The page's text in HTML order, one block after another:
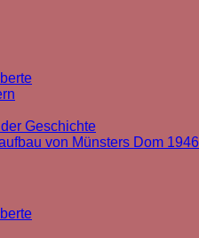
Geschichte
von Münsters Dom